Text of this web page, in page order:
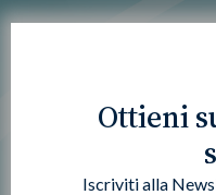
Ottieni
Iscriviti alla